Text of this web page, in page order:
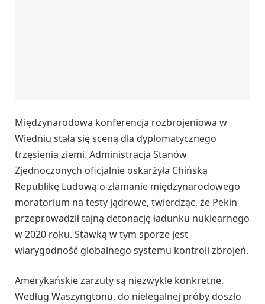
Międzynarodowa konferencja rozbrojeniowa w
Wiedniu stała się sceną dla dyplomatycznego
trzęsienia ziemi. Administracja Stanów
Zjednoczonych oficjalnie oskarżyła Chińską
Republikę Ludową o złamanie międzynarodowego
moratorium na testy jądrowe, twierdząc, że Pekin
przeprowadził tajną detonację ładunku nuklearnego
w 2020 roku. Stawką w tym sporze jest
wiarygodność globalnego systemu kontroli zbrojeń.
Amerykańskie zarzuty są niezwykle konkretne.
Według Waszyngtonu, do nielegalnej próby doszło